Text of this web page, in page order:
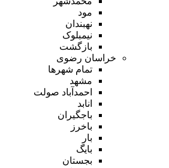
مود
نهبندان
نیمبلوک
بازگشت
خراسان رضوی
تمام شهر‌ها
مشهد
احمدآباد صولت
انابد
باجگیران
باخرز
بار
بایگ
بجستان